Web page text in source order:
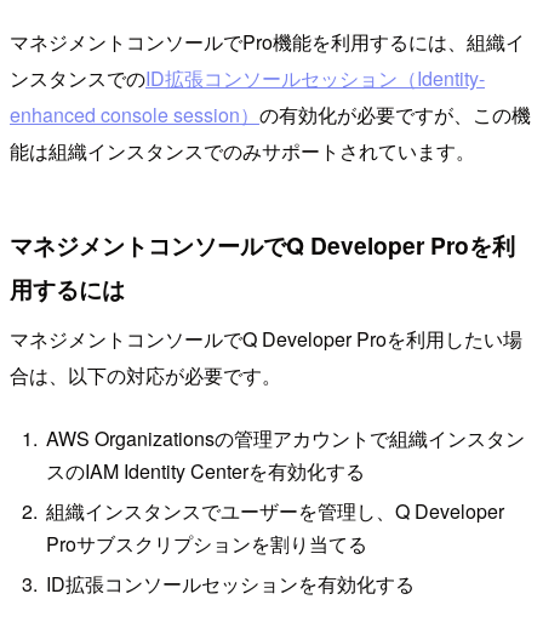
マネジメントコンソールでPro機能を利用するには、組織イ
ンスタンスでのID拡張コンソールセッション（Identity-
enhanced console session） の有効化が必要ですが、この機
能は組織インスタンスでのみサポートされています。
マネジメントコンソールでQ Developer Proを利
用するには
マネジメントコンソールでQ Developer Proを利用したい場
合は、以下の対応が必要です。
AWS Organizationsの管理アカウントで組織インスタン
スのIAM Identity Centerを有効化する
組織インスタンスでユーザーを管理し、Q Developer
Proサブスクリプションを割り当てる
ID拡張コンソールセッションを有効化する